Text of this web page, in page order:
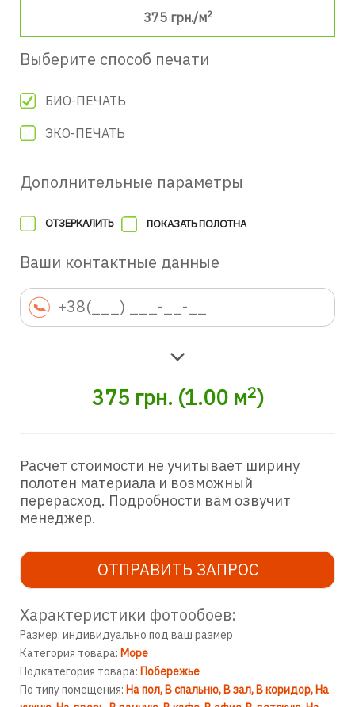
375 грн./м2
Выберите способ печати
БИО-ПЕЧАТЬ
ЭКО-ПЕЧАТЬ
Дополнительные параметры
ОТЗЕРКАЛИТЬ ПОКАЗАТЬ ПОЛОТНА
Ваши контактные данные
375 грн. (1.00м2)
Расчет стоимости не учитывает ширину
полотен материала и возможный
перерасход. Подробности вам озвучит
менеджер.
ОТПРАВИТЬ ЗАПРОС
Характеристики фотообоев:
Размер: индивидуально под ваш размер
Категория товара: Море
Подкатегория товара: Побережье
По типу помещения: На пол В спальню В зал В коридор На